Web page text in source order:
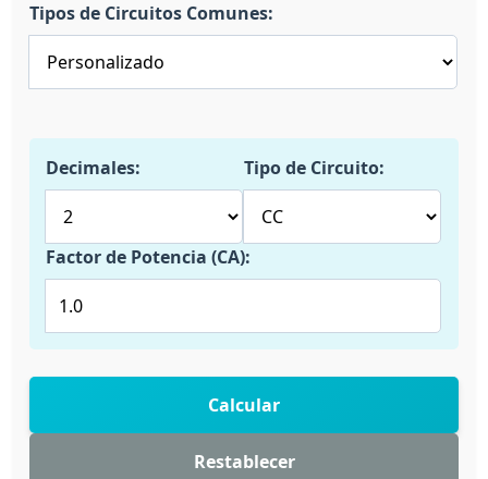
Tipos de Circuitos Comunes:
Decimales: Tipo de Circuito:
Factor de Potencia (CA):
Calcular
Restablecer